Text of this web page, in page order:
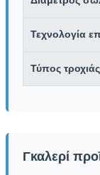
Τεχνολογία
Τύπος τροχιάς
Γκαλερί